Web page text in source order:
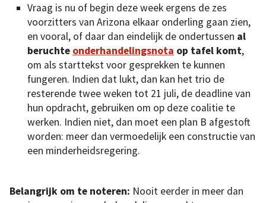
Vraag is nu of begin deze week ergens de zes
voorzitters van Arizona elkaar onderling gaan zien,
en vooral, of daar dan eindelijk de ondertussen al
beruchte onderhandelingsnota op tafel komt,
om als starttekst voor gesprekken te kunnen
fungeren. Indien dat lukt, dan kan het trio de
resterende twee weken tot 21 juli, de deadline van
hun opdracht, gebruiken om op deze coalitie te
werken. Indien niet, dan moet een plan B afgestoft
worden: meer dan vermoedelijk een constructie van
een minderheidsregering.
Belangrijk om te noteren: Nooit eerder in meer dan